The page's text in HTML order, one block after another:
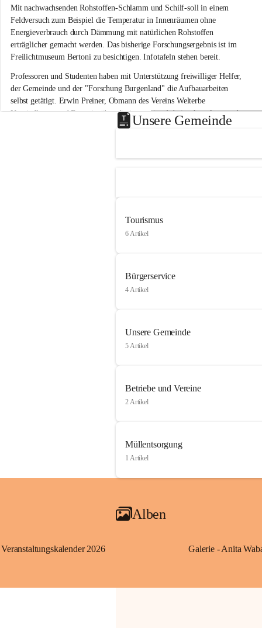
a
m
S
e
e
Mit nachwachsenden Rohstoffen-Schlamm und Schilf-soll in einem
Feldversuch zum Beispiel die Temperatur in Innenräumen ohne
Energieverbrauch durch Dämmung mit natürlichen Rohstoffen
erträglicher gemacht werden. Das bisherige Forschungsergebnis ist im
Freilichtmuseum Bertoni zu besichtigen. Infotafeln stehen bereit.
Professoren und Studenten haben mit Unterstützung freiwilliger Helfer,
der Gemeinde und der "Forschung Burgenland" die Aufbauarbeiten
selbst getätigt. Erwin Preiner, Obmann des Vereins Welterbe
Neusiedlersee und Bgm. ist über die innovative Arbeit sehr erfreut und
hofft auf baldige praktische Anwendung der Forschungsergebnisse.
Unsere Gemeinde
Tourismus
6 Artikel
Bürgerservice
4 Artikel
Unsere Gemeinde
5 Artikel
Betriebe und Vereine
2 Artikel
Müllentsorgung
1 Artikel
Alben
Veranstaltungskalender 2026 Galerie - Anita